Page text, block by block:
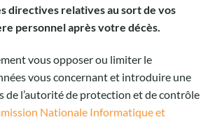
directives relatives au sort de vos
personnel après votre décès.
vous opposer ou limiter le
vous concernant et introduire une
de l’autorité de protection et de contrôle
Nationale Informatique et